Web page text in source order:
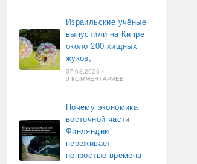
Израильские учёные
выпустили на Кипре
около 200 хищных
жуков,
07.08.2026 /
0 КОММЕНТАРИЕВ
Почему экономика
восточной части
Финляндии
переживает
непростые времена